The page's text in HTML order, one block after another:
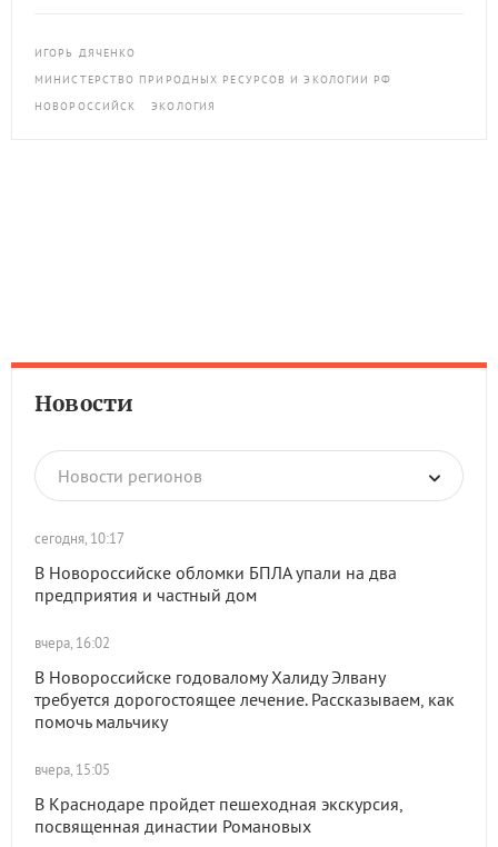
ИГОРЬ ДЯЧЕНКО
МИНИСТЕРСТВО ПРИРОДНЫХ РЕСУРСОВ И ЭКОЛОГИИ РФ
НОВОРОССИЙСК
ЭКОЛОГИЯ
Новости
Новости регионов
сегодня, 10:17
В Новороссийске обломки БПЛА упали на два
предприятия и частный дом
вчера, 16:02
В Новороссийске годовалому Халиду Элвану
требуется дорогостоящее лечение. Рассказываем, как
помочь мальчику
вчера, 15:05
В Краснодаре пройдет пешеходная экскурсия,
посвященная династии Романовых